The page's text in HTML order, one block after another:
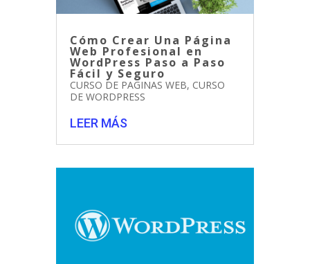
Cómo Crear Una Página
Web Profesional en
WordPress Paso a Paso
Fácil y Seguro
CURSO DE PAGINAS WEB, CURSO
DE WORDPRESS
LEER MÁS